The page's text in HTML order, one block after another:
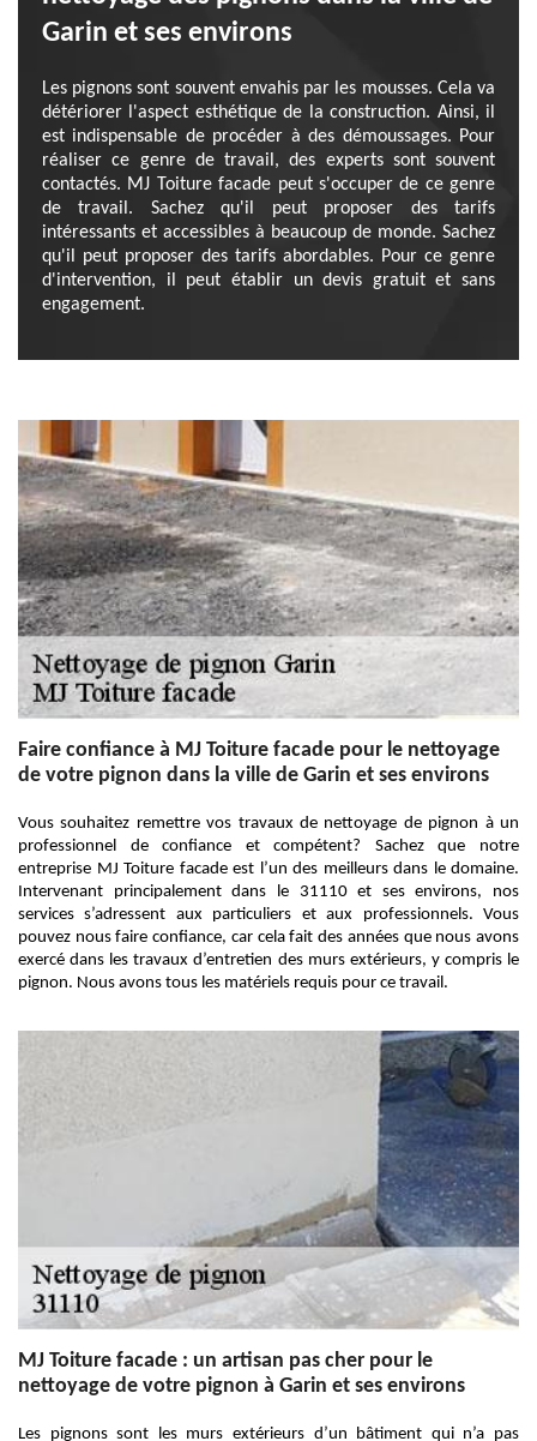
Garin et ses environs
Les pignons sont souvent envahis par les mousses. Cela va
détériorer l'aspect esthétique de la construction. Ainsi, il
est indispensable de procéder à des démoussages. Pour
réaliser ce genre de travail, des experts sont souvent
contactés. MJ Toiture facade peut s'occuper de ce genre
de travail. Sachez qu'il peut proposer des tarifs
intéressants et accessibles à beaucoup de monde. Sachez
qu'il peut proposer des tarifs abordables. Pour ce genre
d'intervention, il peut établir un devis gratuit et sans
engagement.
Faire confiance à MJ Toiture facade pour le nettoyage
de votre pignon dans la ville de Garin et ses environs
Vous souhaitez remettre vos travaux de nettoyage de pignon à un
professionnel de confiance et compétent? Sachez que notre
entreprise MJ Toiture facade est l’un des meilleurs dans le domaine.
Intervenant principalement dans le 31110 et ses environs, nos
services s’adressent aux particuliers et aux professionnels. Vous
pouvez nous faire confiance, car cela fait des années que nous avons
exercé dans les travaux d’entretien des murs extérieurs, y compris le
pignon. Nous avons tous les matériels requis pour ce travail.
MJ Toiture facade : un artisan pas cher pour le
nettoyage de votre pignon à Garin et ses environs
Les pignons sont les murs extérieurs d’un bâtiment qui n’a pas